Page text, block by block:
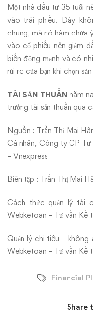
Một nhà đầu tư 35 tuổi
vào trái phiếu. Đây
chung, mà nó hàm chứa
vào cổ phiếu nên giảm
biến động mạnh và có
rủi ro của bạn khi chọn
TÀI SẢN THUẦN năm
trưởng tài sản thuần qua
Nguồn : Trần Thị Mai
Cá nhân, Công ty CP
– Vnexpress
Biên tập : Trần Thị Mai
Cách thức quản lý tài
Webketoan – Tư vấn Kế
Quản lý chi tiêu – không
Webketoan – Tư vấn Kế
Financial
Share